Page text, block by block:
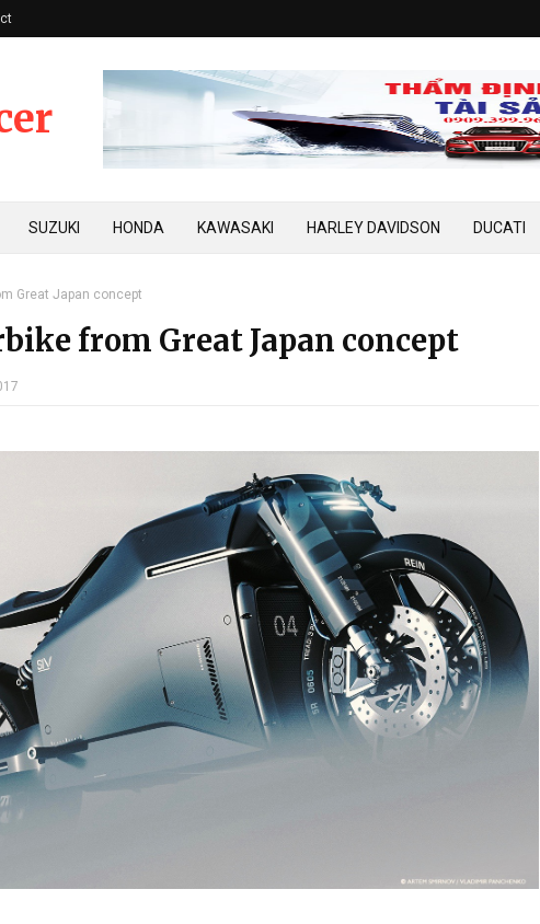
SUZUKI HONDA KAWASAKI HARLEY DAVIDSON DUCATI
Great Japan concept
from Great Japan concept